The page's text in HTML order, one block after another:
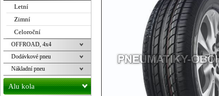
Letní
Zimní
Celoroční
OFFROAD, 4x4
Dodávkové pneu
Nákladní pneu
Alu kola